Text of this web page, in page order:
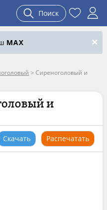
Поиск
MAX
> Сиреноголовый и
и
Скачать Распечатать